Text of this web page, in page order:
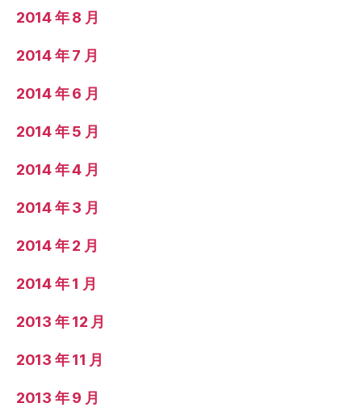
2014 年 8 月
2014 年 7 月
2014 年 6 月
2014 年 5 月
2014 年 4 月
2014 年 3 月
2014 年 2 月
2014 年 1 月
2013 年 12 月
2013 年 11 月
2013 年 9 月